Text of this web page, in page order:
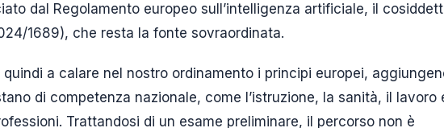
dal Regolamento europeo sull’intelligenza artificiale, il
1689), che resta la fonte sovraordinata.
quindi a calare nel nostro ordinamento i principi europei,
di competenza nazionale, come l’istruzione, la sanità, il lavoro
Trattandosi di un esame preliminare, il percorso non è